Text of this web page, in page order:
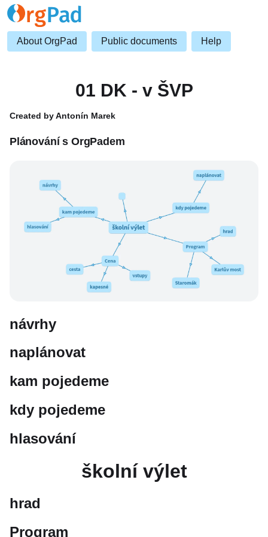
About OrgPad Public documents Help
01 DK - v ŠVP
Created by Antonín Marek
Plánování s OrgPadem
návrhy
naplánovat
kam pojedeme
kdy pojedeme
hlasování
školní výlet
hrad
Program